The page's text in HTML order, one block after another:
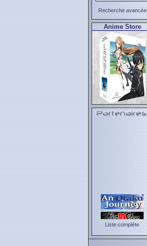
Recherche avancée
Anime Store
Liste complète